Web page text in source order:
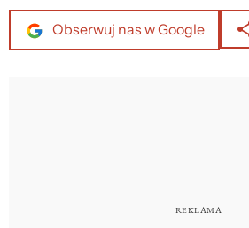
Obserwuj nas w Google